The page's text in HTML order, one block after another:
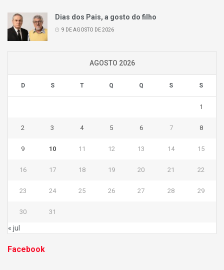
Dias dos Pais, a gosto do filho
9 DE AGOSTO DE 2026
AGOSTO 2026
D S T Q Q S S
1
2 3 4 5 6 7 8
9 10 11 12 13 14 15
16 17 18 19 20 21 22
23 24 25 26 27 28 29
30 31
« jul
Facebook